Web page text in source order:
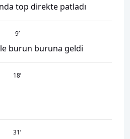
top direkte patladı
9’
burun buruna geldi
18’
31’